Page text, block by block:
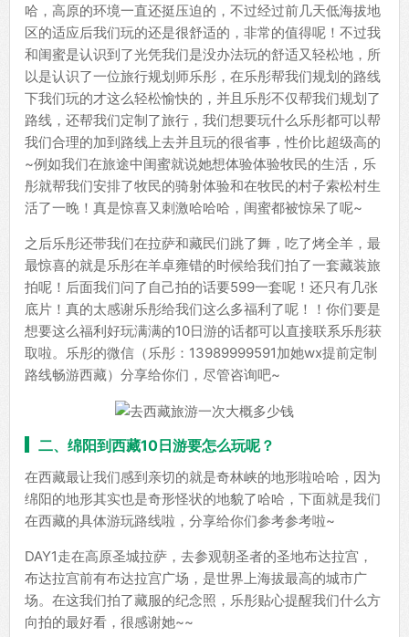
哈，高原的环境一直还挺压迫的，不过经过前几天低海拔地
区的适应后我们玩的还是很舒适的，非常的值得呢！不过我
和闺蜜是认识到了光凭我们是没办法玩的舒适又轻松地，所
以是认识了一位旅行规划师乐彤，在乐彤帮我们规划的路线
下我们玩的才这么轻松愉快的，并且乐彤不仅帮我们规划了
路线，还帮我们定制了旅行，我们想要玩什么乐彤都可以帮
我们合理的加到路线上去并且玩的很省事，性价比超级高的
~例如我们在旅途中闺蜜就说她想体验体验牧民的生活，乐
彤就帮我们安排了牧民的骑射体验和在牧民的村子索松村生
活了一晚！真是惊喜又刺激哈哈哈，闺蜜都被惊呆了呢~
之后乐彤还带我们在拉萨和藏民们跳了舞，吃了烤全羊，最
最惊喜的就是乐彤在羊卓雍错的时候给我们拍了一套藏装旅
拍呢！后面我们问了自己拍的话要599一套呢！还只有几张
底片！真的太感谢乐彤给我们这么多福利了呢！！你们要是
想要这么福利好玩满满的10日游的话都可以直接联系乐彤获
取啦。乐彤的微信（乐彤：13989999591加她wx提前定制
路线畅游西藏）分享给你们，尽管咨询吧~
二、绵阳到西藏10日游要怎么玩呢？
在西藏最让我们感到亲切的就是奇林峡的地形啦哈哈，因为
绵阳的地形其实也是奇形怪状的地貌了哈哈，下面就是我们
在西藏的具体游玩路线啦，分享给你们参考参考啦~
DAY1走在高原圣城拉萨，去参观朝圣者的圣地布达拉宫，
布达拉宫前有布达拉宫广场，是世界上海拔最高的城市广
场。在这我们拍了藏服的纪念照，乐彤贴心提醒我们什么方
向拍的最好看，很感谢她~~